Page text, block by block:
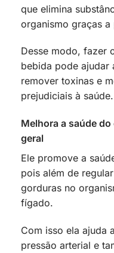
que elimina
organismo graças
Desse modo, fazer
bebida pode
remover toxinas e
prejudiciais à saúde.
Melhora a saúde
geral
Ele promove a
pois além de
gorduras no
fígado.
Com isso ela ajuda
pressão arterial e